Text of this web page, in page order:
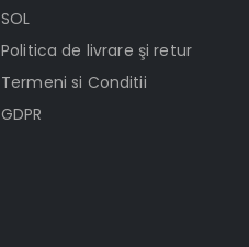
SOL
Politica de livrare şi retur
Termeni si Conditii
GDPR